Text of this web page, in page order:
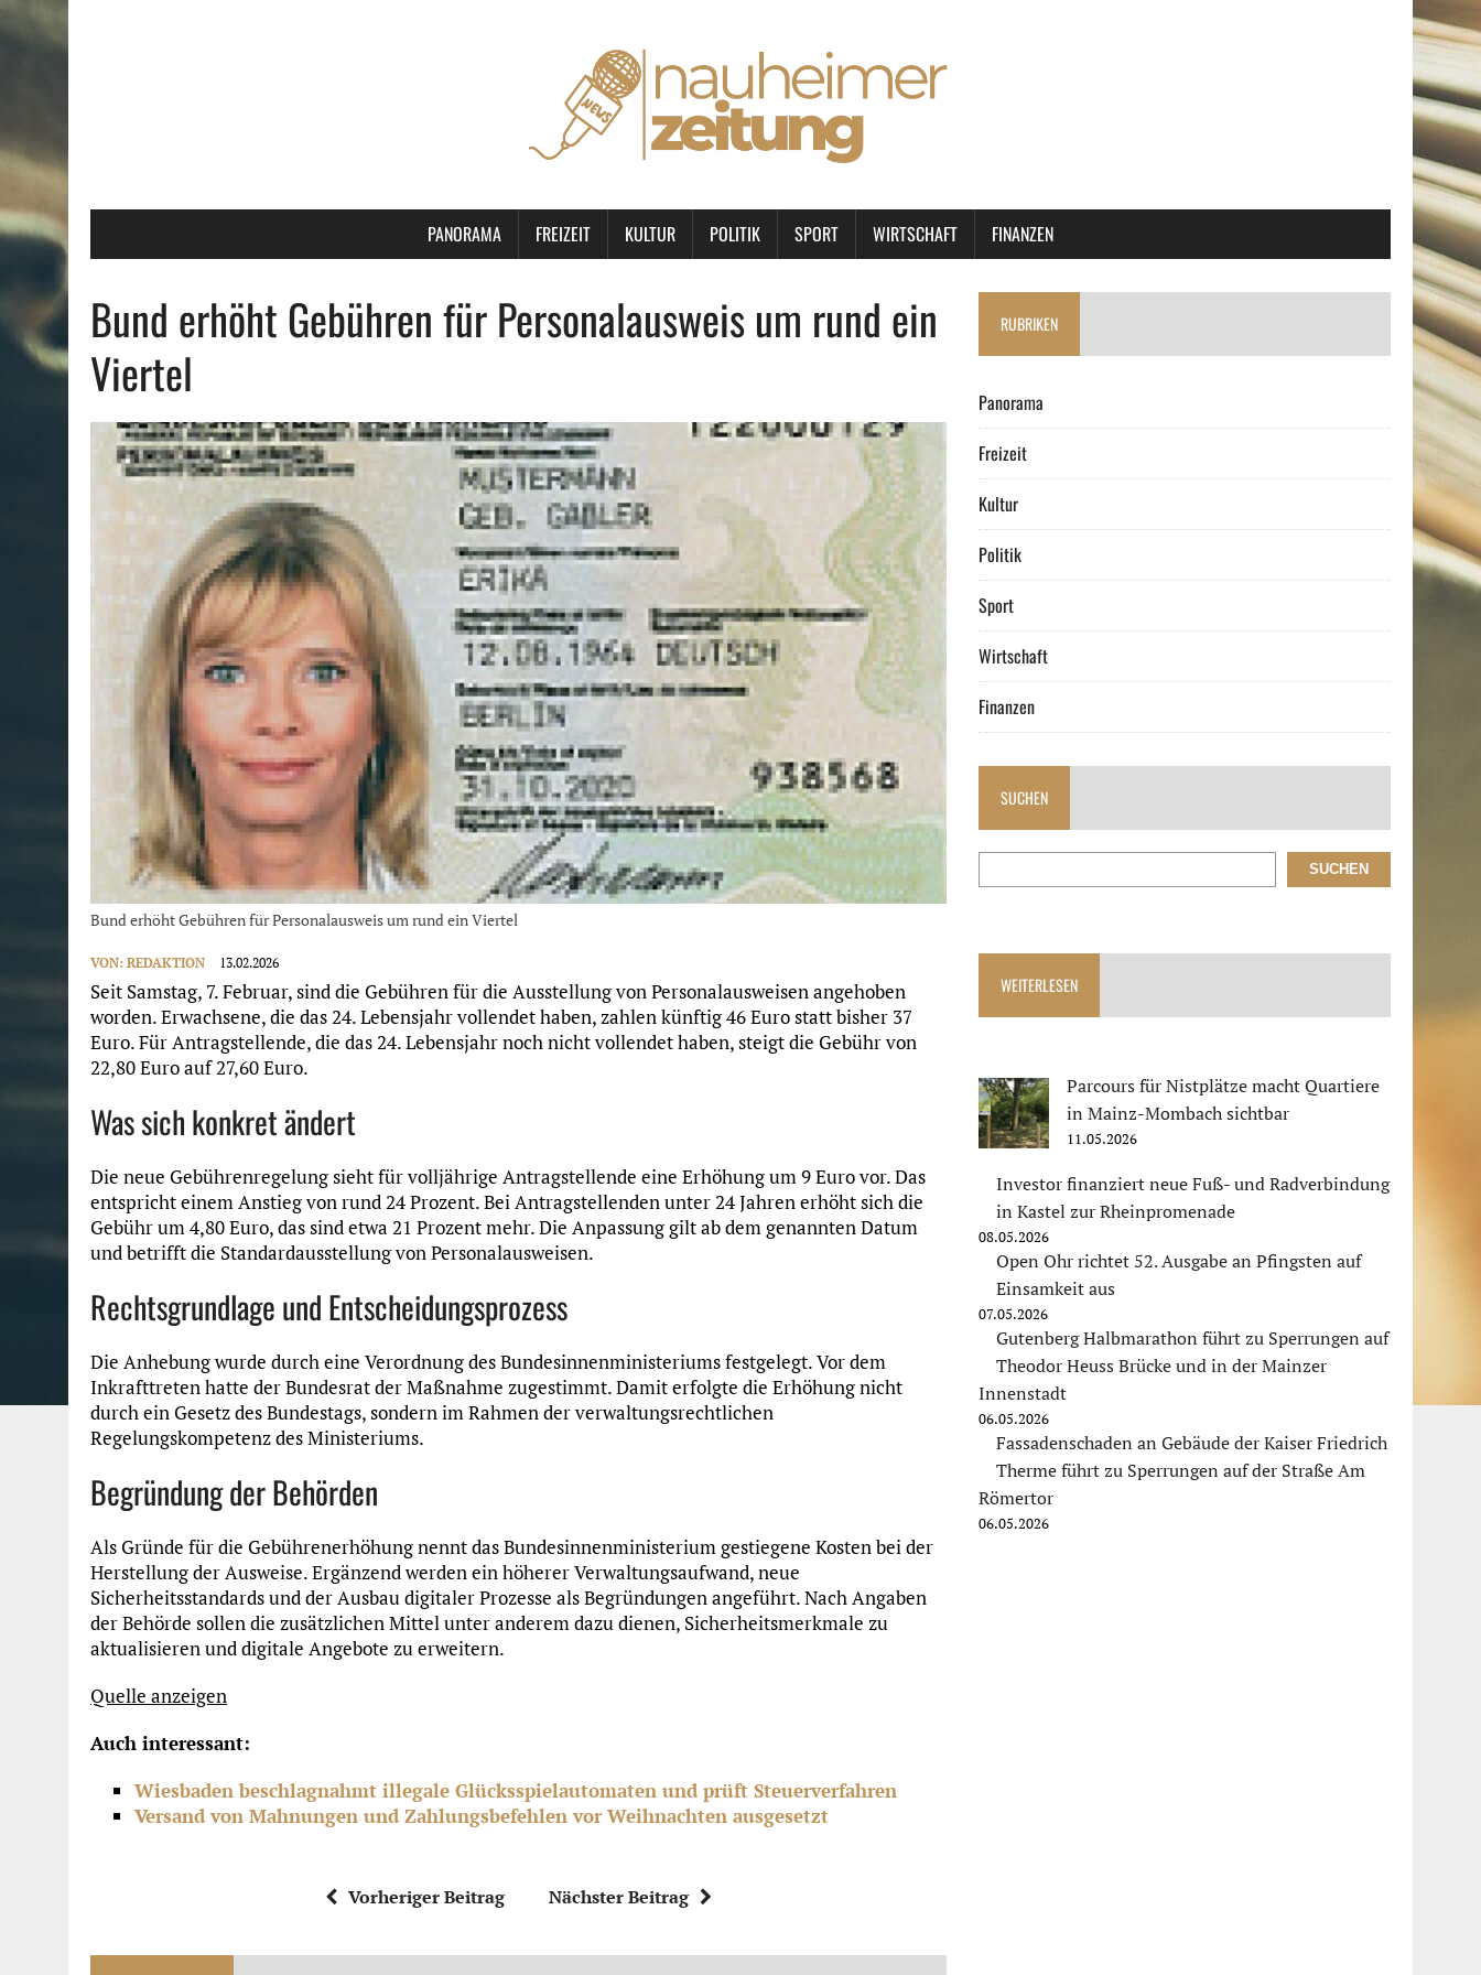
PANORAMA FREIZEIT KULTUR POLITIK SPORT WIRTSCHAFT FINANZEN
Bund erhöht Gebühren für Personalausweis um rund ein
Viertel
Bund erhöht Gebühren für Personalausweis um rund ein Viertel
VON: REDAKTION 13.02.2026
Seit Samstag, 7. Februar, sind die Gebühren für die Ausstellung von Personalausweisen angehoben
worden. Erwachsene, die das 24. Lebensjahr vollendet haben, zahlen künftig 46 Euro statt bisher 37
Euro. Für Antragstellende, die das 24. Lebensjahr noch nicht vollendet haben, steigt die Gebühr von
22,80 Euro auf 27,60 Euro.
Was sich konkret ändert
Die neue Gebührenregelung sieht für volljährige Antragstellende eine Erhöhung um 9 Euro vor. Das
entspricht einem Anstieg von rund 24 Prozent. Bei Antragstellenden unter 24 Jahren erhöht sich die
Gebühr um 4,80 Euro, das sind etwa 21 Prozent mehr. Die Anpassung gilt ab dem genannten Datum
und betrifft die Standardausstellung von Personalausweisen.
Rechtsgrundlage und Entscheidungsprozess
Die Anhebung wurde durch eine Verordnung des Bundesinnenministeriums festgelegt. Vor dem
Inkrafttreten hatte der Bundesrat der Maßnahme zugestimmt. Damit erfolgte die Erhöhung nicht
durch ein Gesetz des Bundestags, sondern im Rahmen der verwaltungsrechtlichen
Regelungskompetenz des Ministeriums.
Begründung der Behörden
Als Gründe für die Gebührenerhöhung nennt das Bundesinnenministerium gestiegene Kosten bei der
Herstellung der Ausweise. Ergänzend werden ein höherer Verwaltungsaufwand, neue
Sicherheitsstandards und der Ausbau digitaler Prozesse als Begründungen angeführt. Nach Angaben
der Behörde sollen die zusätzlichen Mittel unter anderem dazu dienen, Sicherheitsmerkmale zu
aktualisieren und digitale Angebote zu erweitern.
Quelle anzeigen
Auch interessant:
Wiesbaden beschlagnahmt illegale Glücksspielautomaten und prüft Steuerverfahren
Versand von Mahnungen und Zahlungsbefehlen vor Weihnachten ausgesetzt
Vorheriger Beitrag Nächster Beitrag
RUBRIKEN
Panorama
Freizeit
Kultur
Politik
Sport
Wirtschaft
Finanzen
SUCHEN
SUCHEN
WEITERLESEN
Parcours für Nistplätze macht Quartiere
in Mainz-Mombach sichtbar
11.05.2026
Investor finanziert neue Fuß- und Radverbindung
in Kastel zur Rheinpromenade
08.05.2026
Open Ohr richtet 52. Ausgabe an Pfingsten auf
Einsamkeit aus
07.05.2026
Gutenberg Halbmarathon führt zu Sperrungen auf
Theodor Heuss Brücke und in der Mainzer
Innenstadt
06.05.2026
Fassadenschaden an Gebäude der Kaiser Friedrich
Therme führt zu Sperrungen auf der Straße Am
Römertor
06.05.2026